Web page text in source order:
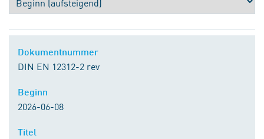
Dokumentnummer
DIN EN 12312-2 rev
Beginn
2026-06-08
Titel